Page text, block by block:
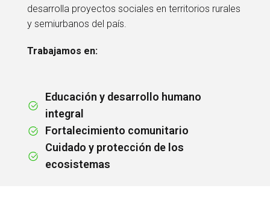
desarrolla proyectos sociales en territorios rurales
y semiurbanos del país.
Trabajamos en:
Educación y desarrollo humano
integral
Fortalecimiento comunitario
Cuidado y protección de los
ecosistemas